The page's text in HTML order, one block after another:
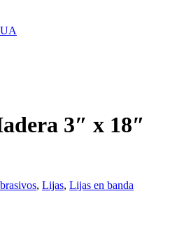
3″ x 18″
, Lijas, Lijas en banda